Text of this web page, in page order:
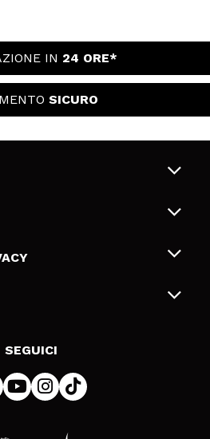
IN 24 ORE*
SICURO
SEGUICI